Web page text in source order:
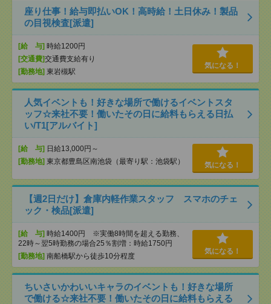
座り仕事！給与即払いOK！高時給！土日休み！製品
の目視検査[派遣]
[給 与] 時給1200円
[交通費]交通費支給有り
[勤務地] 東岩槻駅
気になる！
人気イベントも！好きな場所で働けるイベントスタ
ッフ☆来社不要！働いたその日に給料もらえる日払
い/T1[アルバイト]
[給 与] 日給13,000円～
[勤務地] 東京都豊島区南池袋（最寄り駅：池袋駅） 気になる！
【週2日だけ】倉庫内軽作業スタッフ スマホのチェ
ック・検品[派遣]
[給 与] 時給1400円 ※実働8時間を超える勤務、
22時～翌5時勤務の場合25％割増：時給1750円
[勤務地] 南船橋駅から徒歩10分程度
気になる！
ちいさいかわいいキャラのイベントも！好きな場所
で働ける☆来社不要！働いたその日に給料もらえる